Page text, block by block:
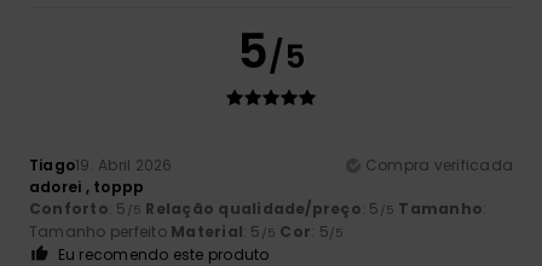
5/5
Tiago19. Abril 2026
Compra verificada
adorei , toppp
Conforto: 5 /5 Relação qualidade/preço: 5 /5 Tamanho:
Tamanho perfeito Material: 5 /5 Cor: 5/5
Eu recomendo este produto